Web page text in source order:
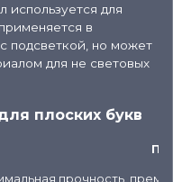
используется для
в
подсветкой, но может
для не световых
плоских букв
прочность,